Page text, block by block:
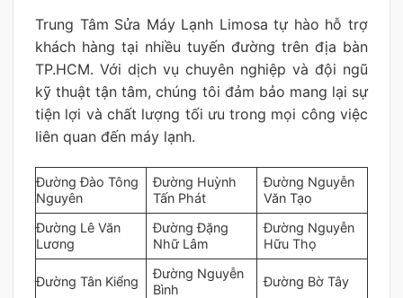
Trung Tâm Sửa Máy Lạnh Limosa tự hào hỗ trợ
khách hàng tại nhiều tuyến đường trên địa bàn
TP.HCM. Với dịch vụ chuyên nghiệp và đội ngũ
kỹ thuật tận tâm, chúng tôi đảm bảo mang lại sự
tiện lợi và chất lượng tối ưu trong mọi công việc
liên quan đến máy lạnh.
Đường Đào Tông
Nguyên
Đường Huỳnh
Tấn Phát
Đường Nguyễn
Văn Tạo
Đường Lê Văn
Lương
Đường Đặng
Nhữ Lâm
Đường Nguyễn
Hữu Thọ
Đường Tân Kiểng
Đường Nguyễn
Bình
Đường Bờ Tây